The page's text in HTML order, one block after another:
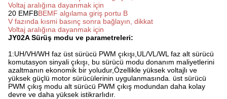
Voltaj aralığına dayanmak için
20 EMFBBEMF algılama giriş portu B
V fazında kısmi basınç sonra bağlayın, dikkat
Voltaj aralığına dayanmak için
JY02A Sürüş modu ve parametreleri:
1:UH/VH/WH faz üst sürücü PWM çıkışı,UL/VL/WL faz alt sürücü
komutasyon sinyali çıkışı, bu sürücü modu donanım maliyetlerini
azaltmanın ekonomik bir yoludur,Özellikle yüksek voltajlı ve
yüksek güçlü motor sürücülerinin uygulanmasında. üst sürücü
PWM çıkış modu alt sürücü PWM çıkış modundan daha kolay
devre ve daha yüksek istikrarlıdır.